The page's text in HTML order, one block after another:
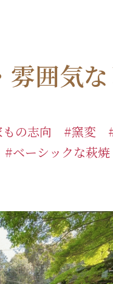
雰囲気
の志向 #窯変 #
ーシックな萩焼